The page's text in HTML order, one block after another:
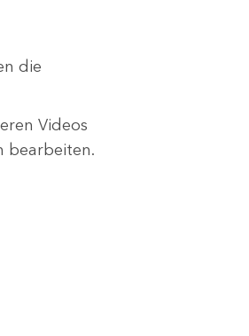
die
Videos
bearbeiten.